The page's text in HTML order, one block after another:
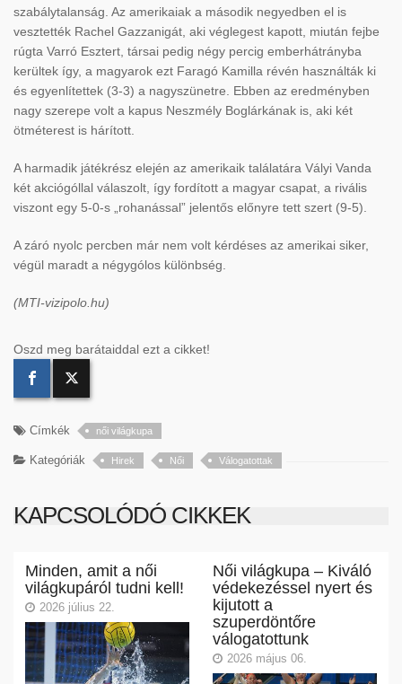
szabálytalanság. Az amerikaiak a második negyedben el is
vesztették Rachel Gazzanigát, aki véglegest kapott, miután fejbe
rúgta Varró Esztert, társai pedig négy percig emberhátrányba
kerültek így, a magyarok ezt Faragó Kamilla révén használták ki
és egyenlítettek (3-3) a nagyszünetre. Ebben az eredményben
nagy szerepe volt a kapus Neszmély Boglárkának is, aki két
ötméterest is hárított.
A harmadik játékrész elején az amerikaik találatára Vályi Vanda
két akciógóllal válaszolt, így fordított a magyar csapat, a rivális
viszont egy 5-0-s „rohanással” jelentős előnyre tett szert (9-5).
A záró nyolc percben már nem volt kérdéses az amerikai siker,
végül maradt a négygólos különbség.
(MTI-vizipolo.hu)
Oszd meg barátaiddal ezt a cikket!
Címkék női világkupa
Kategóriák Hirek Női Válogatottak
KAPCSOLÓDÓ CIKKEK
Minden, amit a női
világkupáról tudni kell!
2026 július 22.
Női világkupa – Kiváló
védekezéssel nyert és
kijutott a
szuperdöntőre
válogatottunk
2026 május 06.